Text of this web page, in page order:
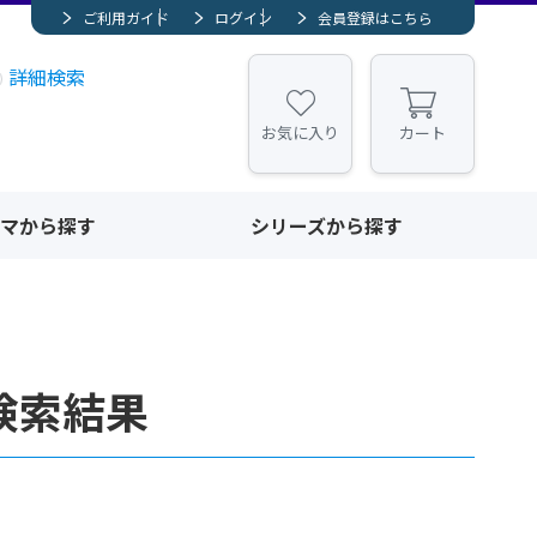
ご利用ガイド ログイン 会員登録はこちら
詳細検索
お気に入り カート
から探す シリーズから探す
索結果